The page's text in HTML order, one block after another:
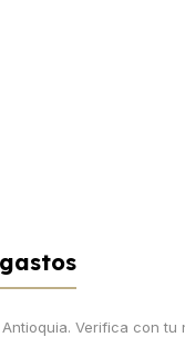
Verifica con